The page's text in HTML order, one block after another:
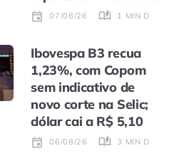
07/08/26 1 MIN DE LEITURA
Ibovespa B3 recua
1,23%, com Copom
sem indicativo de
novo corte na Selic;
dólar cai a R$ 5,10
06/08/26 3 MIN DE LEITURA